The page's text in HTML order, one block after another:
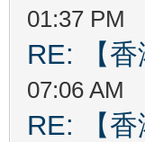
01:37 PM
RE: 【
07:06 AM
RE: 【